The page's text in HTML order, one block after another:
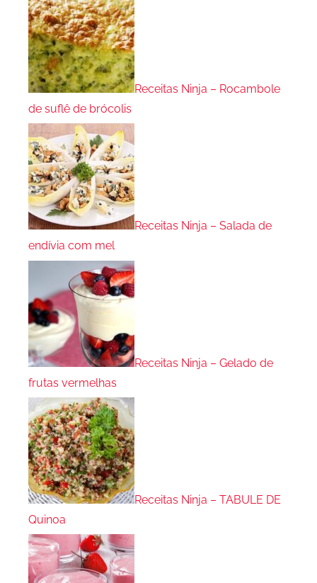
Receitas Ninja – Rocambole
de suflê de brócolis
Receitas Ninja – Salada de
endívia com mel
Receitas Ninja – Gelado de
frutas vermelhas
Receitas Ninja – TABULE DE
Quinoa